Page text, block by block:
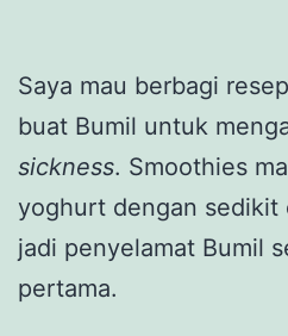
Saya mau berbagi
buat Bumil untuk
sickness. Smoothies
yoghurt dengan sedikit
jadi penyelamat Bumil
pertama.